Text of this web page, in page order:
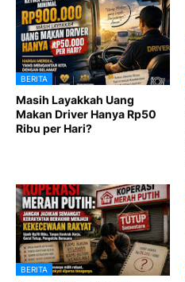
BERITA
Masih Layakkah Uang
Makan Driver Hanya Rp50
Ribu per Hari?
BERITA